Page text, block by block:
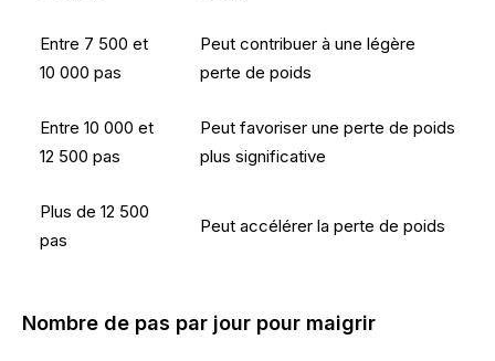
Entre 7 500 et
10 000 pas
Peut contribuer à une légère
perte de poids
Entre 10 000 et
12 500 pas
Peut favoriser une perte de poids
plus significative
Plus de 12 500
pas
Peut accélérer la perte de poids
Nombre de pas par jour pour maigrir